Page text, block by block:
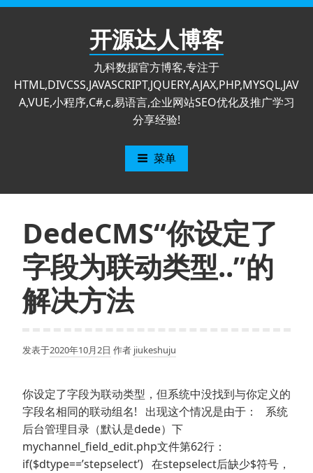
跳
开源达人博客
九科数据官方博客,专注于
HTML,DIVCSS,JAVASCRIPT,JQUERY,AJAX,PHP,MYSQL,JAV
A,VUE,小程序,C#,c,易语言,企业网站SEO优化及推广学习
分享经验!
菜单
DedeCMS“你设定了
字段为联动类型..”的
解决方法
发表于2020年10月2日 作者 jiukeshuju
你设定了字段为联动类型，但系统中没找到与你定义的
字段名相同的联动组名! 出现这个情况是由于： 系统
后台管理目录（默认是dede）下
mychannel_field_edit.php文件第62行：
if($dtype==’stepselect’) 在stepselect后缺少$符号，